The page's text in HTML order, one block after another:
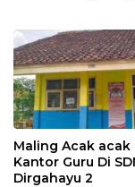
Maling Acak acak
Kantor Guru Di
Dirgahayu 2